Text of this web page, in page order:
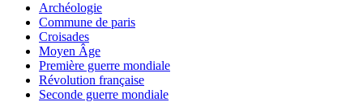
Archéologie
Commune de paris
Croisades
Moyen Âge
Première guerre mondiale
Révolution française
Seconde guerre mondiale